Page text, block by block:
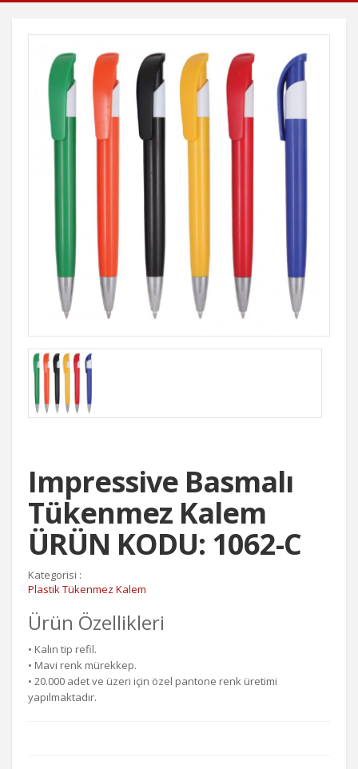
Impressive Basmalı
Tükenmez Kalem
ÜRÜN KODU: 1062-C
Kategorisi :
Plastik Tükenmez Kalem
Ürün Özellikleri
• Kalın tip refil.
• Mavi renk mürekkep.
• 20.000 adet ve üzeri için özel pantone renk üretimi
yapılmaktadır.